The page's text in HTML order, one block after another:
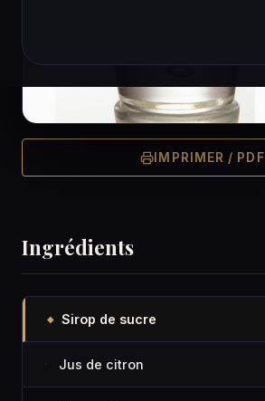
IMPRIMER / PDF
Ingrédients
◆ Sirop de sucre
· Jus de citron